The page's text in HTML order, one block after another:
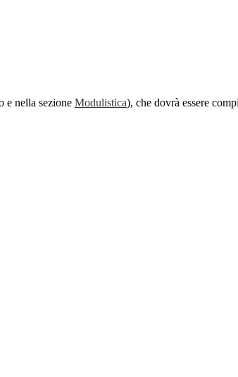
e nella sezione Modulistica), che dovrà essere